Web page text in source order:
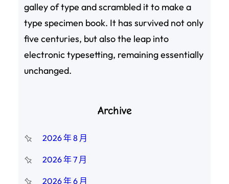
galley of type and scrambled it to make a
type specimen book. It has survived not only
five centuries, but also the leap into
electronic typesetting, remaining essentially
unchanged.
Archive
2026 年 8 月
2026 年 7 月
2026 年 6 月